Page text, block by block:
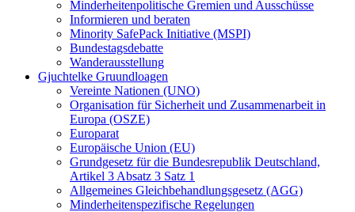
Minderheitenpolitische Gremien und Ausschüsse
Informieren und beraten
Minority SafePack Initiative (MSPI)
Bundestagsdebatte
Wanderausstellung
Gjuchtelke Gruundloagen
Vereinte Nationen (UNO)
Organisation für Sicherheit und Zusammenarbeit in
Europa (OSZE)
Europarat
Europäische Union (EU)
Grundgesetz für die Bundesrepublik Deutschland,
Artikel 3 Absatz 3 Satz 1
Allgemeines Gleichbehandlungsgesetz (AGG)
Minderheitenspezifische Regelungen